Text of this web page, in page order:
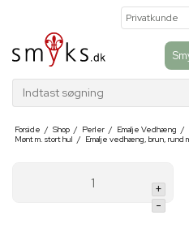
Indtast søgning
Forside / Shop / Perler / Emalje Vedhæng /
Mønt m. stort hul / Emalje vedhæng, brun, rund
+
-